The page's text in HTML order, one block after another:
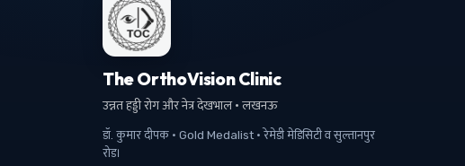
The OrthoVision Clinic
उन्नत हड्डी रोग और नेत्र देखभाल · लखनऊ
डॉ. कुमार दीपक · Gold Medalist · रेमेडी मेडिसिटी व सुल्तानपुर
रोड।